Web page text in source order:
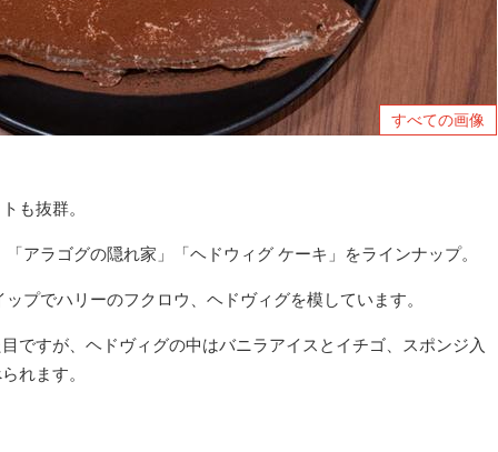
すべての画像
も抜群。
「アラゴグの隠れ家」「ヘドウィグ ケーキ」をラインナップ。
ップでハリーのフクロウ、ヘドヴィグを模しています。
ですが、ヘドヴィグの中はバニラアイスとイチゴ、スポンジ入
れます。